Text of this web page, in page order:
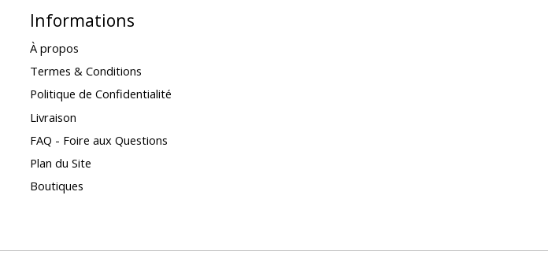
Informations
À propos
Termes & Conditions
Politique de Confidentialité
Livraison
FAQ - Foire aux Questions
Plan du Site
Boutiques